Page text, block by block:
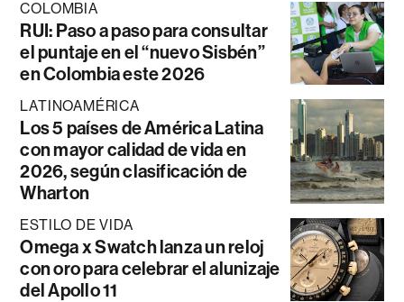
COLOMBIA
RUI: Paso a paso para consultar
el puntaje en el “nuevo Sisbén”
en Colombia este 2026
LATINOAMÉRICA
Los 5 países de América Latina
con mayor calidad de vida en
2026, según clasificación de
Wharton
ESTILO DE VIDA
Omega x Swatch lanza un reloj
con oro para celebrar el alunizaje
del Apollo 11